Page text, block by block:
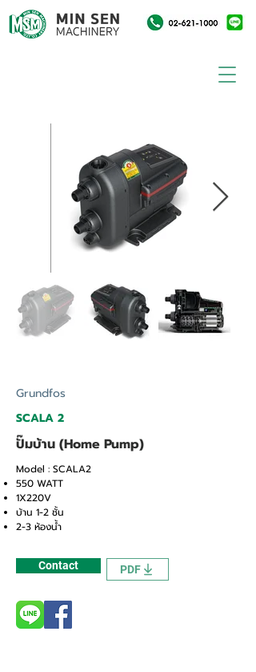
Grundfos
SCALA 2
ปั๊มบ้าน (Home Pump)
Model : SCALA2
550 WATT
1X220V
บ้าน 1-2 ชั้น
2-3 ห้องน้ำ
Contact PDF